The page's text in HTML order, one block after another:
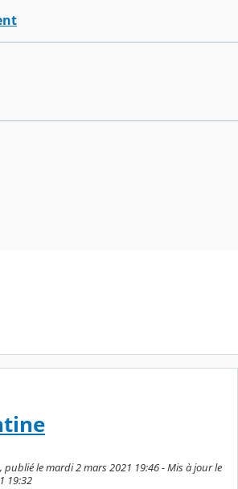
publié le mardi 2 mars 2021 19:46 - Mis à jour le
19:32